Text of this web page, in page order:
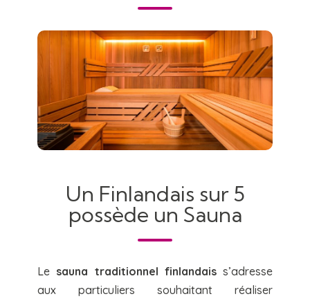
Un Finlandais sur 5
possède un Sauna
Le sauna traditionnel finlandaiss’adresse
aux particuliers souhaitant réaliser